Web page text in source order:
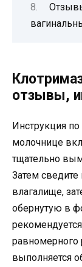
отзывы,
Инструкция
молочнице
тщательно
Затем сведите
влагалище,
обернутую в
равномерного
выполняется